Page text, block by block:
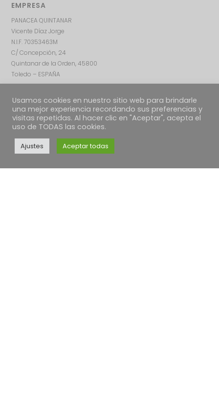
EMPRESA
PANACEA QUINTANAR
Vicente Díaz Jorge
N.I.F. 70353463M
C/ Concepción, 24
Quintanar de la Orden, 45800
Toledo – ESPAÑA
Usamos cookies en nuestro sitio web para brindarle
una mejor experiencia recordando sus preferencias y
visitas repetidas. Al hacer clic en "Aceptar", acepta el
uso de TODAS las cookies.
Ajustes Aceptar todas